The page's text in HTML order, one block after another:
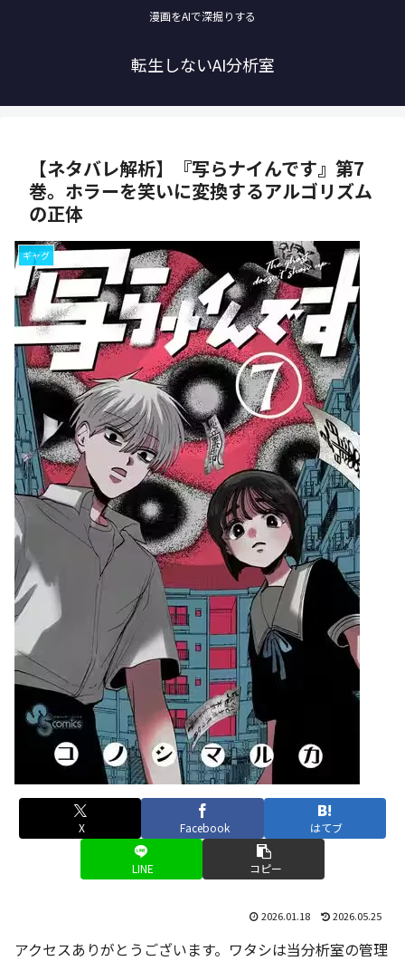
漫画をAIで深掘りする
転生しないAI分析室
【ネタバレ解析】『写らナイんです』第7
巻。ホラーを笑いに変換するアルゴリズム
の正体
ギャグ
X Facebook はてブ
LINE コピー
2026.01.18 2026.05.25
アクセスありがとうございます。ワタシは当分析室の管理